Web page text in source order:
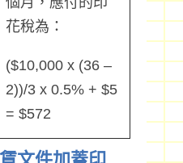
花稅為：
($10,000 x (36 –
2))/3 x 0.5% + $5
= $572